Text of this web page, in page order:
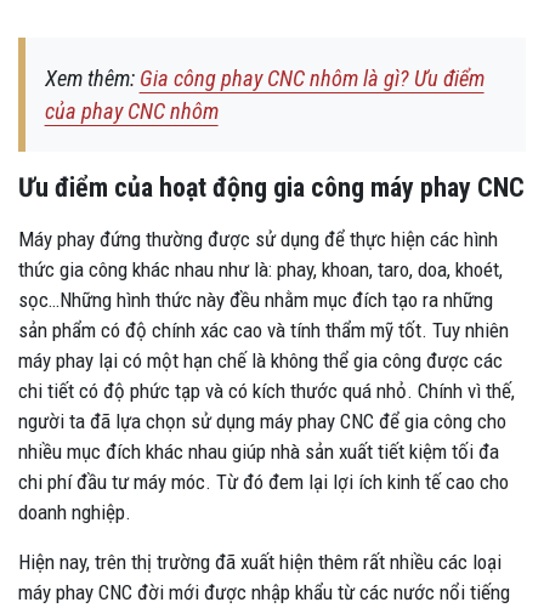
Xem thêm: Gia công phay CNC nhôm là gì? Ưu điểm
của phay CNC nhôm
Ưu điểm của hoạt động gia công máy phay CNC
Máy phay đứng thường được sử dụng để thực hiện các hình
thức gia công khác nhau như là: phay, khoan, taro, doa, khoét,
sọc…Những hình thức này đều nhằm mục đích tạo ra những
sản phẩm có độ chính xác cao và tính thẩm mỹ tốt. Tuy nhiên
máy phay lại có một hạn chế là không thể gia công được các
chi tiết có độ phức tạp và có kích thước quá nhỏ. Chính vì thế,
người ta đã lựa chọn sử dụng máy phay CNC để gia công cho
nhiều mục đích khác nhau giúp nhà sản xuất tiết kiệm tối đa
chi phí đầu tư máy móc. Từ đó đem lại lợi ích kinh tế cao cho
doanh nghiệp.
Hiện nay, trên thị trường đã xuất hiện thêm rất nhiều các loại
máy phay CNC đời mới được nhập khẩu từ các nước nổi tiếng